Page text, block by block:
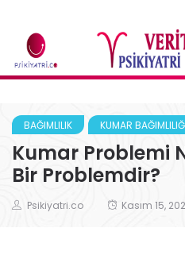
BAĞIMLILIK KUMAR
Kumar Problemi
Bir Problemdir?
Psikiyatri.co Kasım 15,